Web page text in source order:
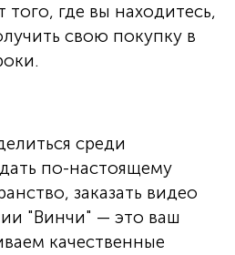
того, где вы находитесь,
свою покупку в
среди
по-настоящему
заказать видео
"Винчи" — это ваш
качественные